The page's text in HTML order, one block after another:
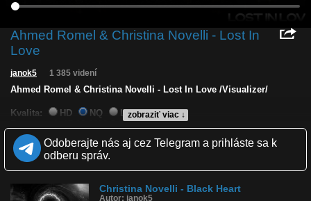
Ahmed Romel & Christina Novelli - Lost In
Love
zobraziť viac ↓
janok5 1 385 videní
Ahmed Romel & Christina Novelli - Lost In Love /Visualizer/
Kvalita: HD NQ
LQ
Zverejnené: 17.10.2022 9:16
Páči sa: 0% (0 hlasov)
Obľúbené: 0
Komentárov: 0
Dľžka: 4:20
Tagy: ahmed romel & christina novelli, - lost in love
Odoberajte nás aj cez Telegram a prihláste sa k
odberu správ.
Christina Novelli - Black Heart
Autor: janok5